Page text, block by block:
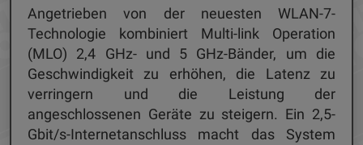
Angetrieben von der neuesten WLAN-7-
Technologie kombiniert Multi-link Operation
(MLO) 2,4 GHz- und 5 GHz-Bänder, um die
Geschwindigkeit zu erhöhen, die Latenz zu
verringern und die Leistung der
angeschlossenen Geräte zu steigern. Ein 2,5-
Gbit/s-Internetanschluss macht das System